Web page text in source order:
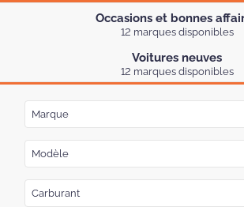
Occasions et bonnes
12 marques disponibles
Voitures neuves
12 marques disponibles
Marque
Modèle
Carburant